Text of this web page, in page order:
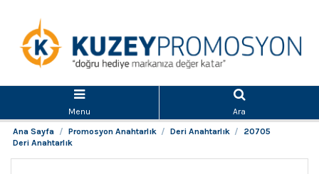
Menu
Ara
Ana Sayfa
Promosyon Anahtarlık Deri Anahtarlık
20705
Deri Anahtarlık